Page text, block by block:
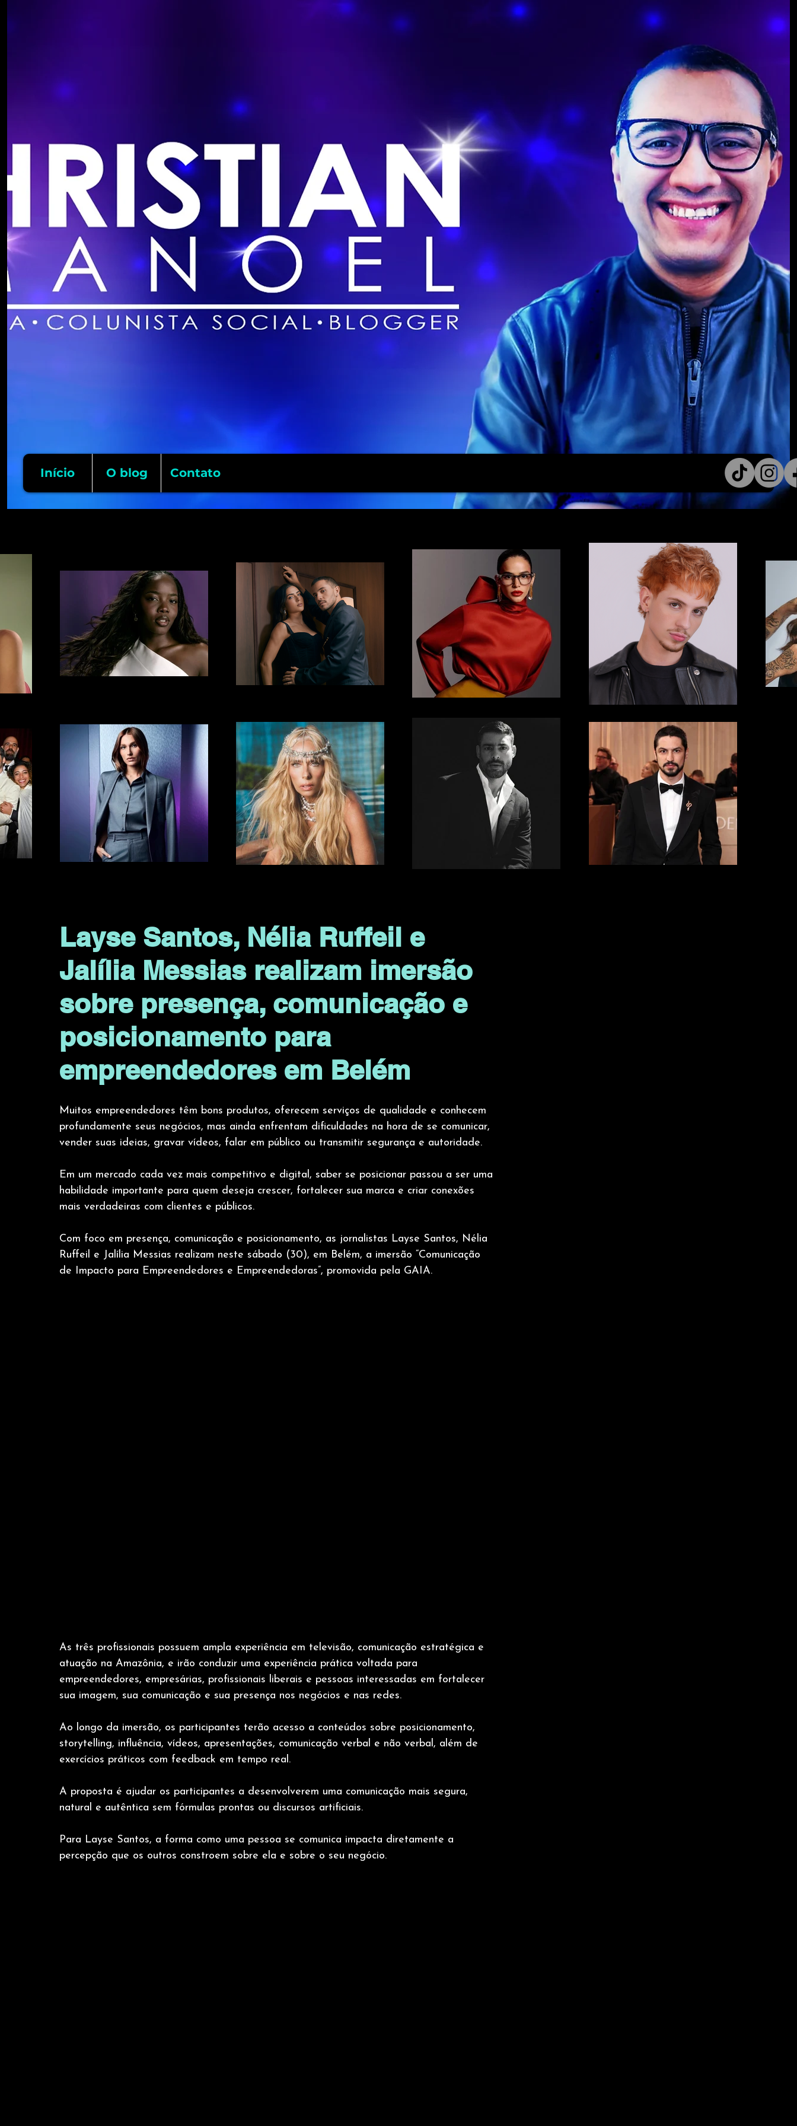
Início O blog Contato
Layse Santos, Nélia Ruffeil e
Jalília Messias realizam imersão
sobre presença, comunicação e
posicionamento para
empreendedores em Belém
Muitos empreendedores têm bons produtos, oferecem serviços de qualidade e conhecem
profundamente seus negócios, mas ainda enfrentam dificuldades na hora de se comunicar,
vender suas ideias, gravar vídeos, falar em público ou transmitir segurança e autoridade.
Em um mercado cada vez mais competitivo e digital, saber se posicionar passou a ser uma
habilidade importante para quem deseja crescer, fortalecer sua marca e criar conexões
mais verdadeiras com clientes e públicos.
Com foco em presença, comunicação e posicionamento, as jornalistas Layse Santos, Nélia
Ruffeil e Jalília Messias realizam neste sábado (30), em Belém, a imersão “Comunicação
de Impacto para Empreendedores e Empreendedoras”, promovida pela GAIA.
As três profissionais possuem ampla experiência em televisão, comunicação estratégica e
atuação na Amazônia, e irão conduzir uma experiência prática voltada para
empreendedores, empresárias, profissionais liberais e pessoas interessadas em fortalecer
sua imagem, sua comunicação e sua presença nos negócios e nas redes.
Ao longo da imersão, os participantes terão acesso a conteúdos sobre posicionamento,
storytelling, influência, vídeos, apresentações, comunicação verbal e não verbal, além de
exercícios práticos com feedback em tempo real.
A proposta é ajudar os participantes a desenvolverem uma comunicação mais segura,
natural e autêntica sem fórmulas prontas ou discursos artificiais.
Para Layse Santos, a forma como uma pessoa se comunica impacta diretamente a
percepção que os outros constroem sobre ela e sobre o seu negócio.